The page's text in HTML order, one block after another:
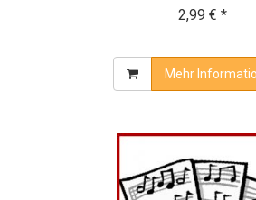
2,99 € *
Mehr